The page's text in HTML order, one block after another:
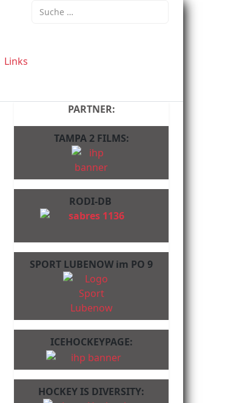
Suchen
Links
PARTNER:
TAMPA 2 FILMS:
RODI-DB
SPORT LUBENOW im PO 9
ICEHOCKEYPAGE:
HOCKEY IS DIVERSITY: